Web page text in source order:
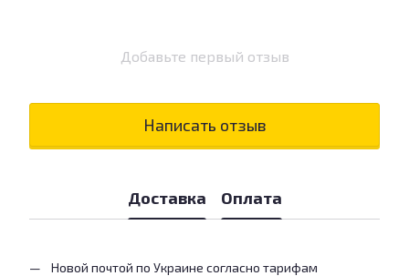
Добавьте первый отзыв
Написать отзыв
Доставка Оплата
Новой почтой по Украине согласно тарифам